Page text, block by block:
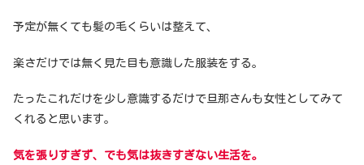
予定が無くても髪の毛くらいは整えて、
楽さだけでは無く見た目も意識した服装をする。
たったこれだけを少し意識するだけで旦那さんも女性としてみて
くれると思います。
気を張りすぎず、でも気は抜きすぎない生活を。